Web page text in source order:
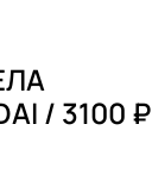
/ 3100 ₽